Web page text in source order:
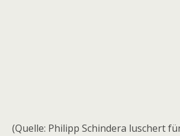
(Quelle: Philipp Schindera luschert